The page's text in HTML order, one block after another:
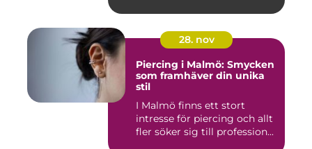
28. nov
Piercing i Malmö: Smycken
som framhäver din unika
stil
I Malmö finns ett stort
intresse för piercing och allt
fler söker sig till profession...